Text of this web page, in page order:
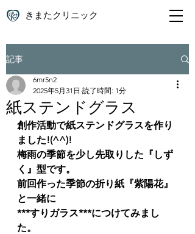
きまたクリニック
記事
紙ステンドグラス
6mr5n2
2025年5月31日 読了時間: 1分
創作活動で紙ステンドグラスを作り
ました!(^^)!
梅雨の季節を少し先取りした『しず
く』型です。
前回作った季節の折り紙『紫陽花』
と一緒に
***すりガラス***につけてみまし
た。